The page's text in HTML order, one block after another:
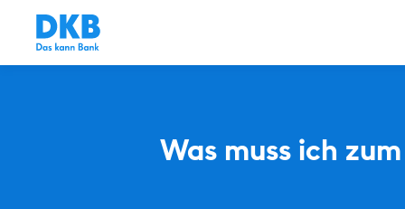
Was muss ich